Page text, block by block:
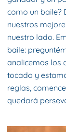
como un baile?
nuestros
nuestro lado.
baile:
analicemos los
tocado y
reglas,
quedará